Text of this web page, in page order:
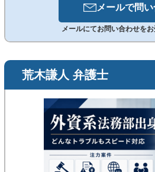
メールで問
メールにてお問い合わせを
荒木謙人 弁護士